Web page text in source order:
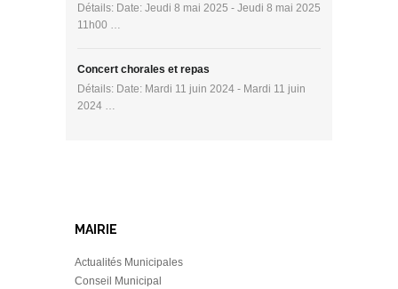
Détails: Date: Jeudi 8 mai 2025 - Jeudi 8 mai 2025
11h00 …
Concert chorales et repas
Détails: Date: Mardi 11 juin 2024 - Mardi 11 juin
2024 …
MAIRIE
Actualités Municipales
Conseil Municipal